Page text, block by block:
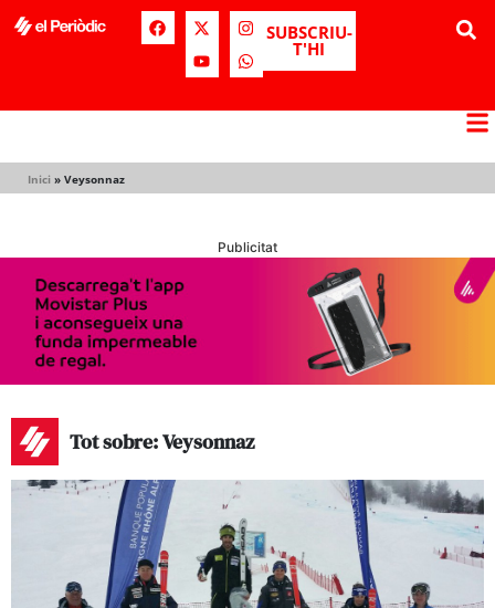
SUBSCRIU-
T'HI
Inici » Veysonnaz
Publicitat
Tot sobre: Veysonnaz